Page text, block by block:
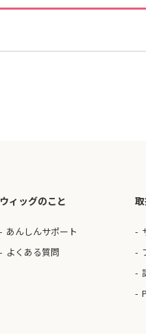
ウィッグのこと
あんしんサポート
よくある質問